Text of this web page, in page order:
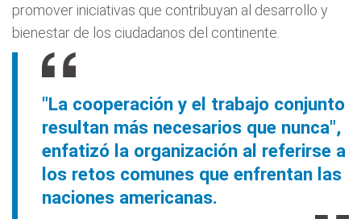
promover iniciativas que contribuyan al desarrollo y
bienestar de los ciudadanos del continente.
"La cooperación y el trabajo conjunto
resultan más necesarios que nunca",
enfatizó la organización al referirse a
los retos comunes que enfrentan las
naciones americanas.